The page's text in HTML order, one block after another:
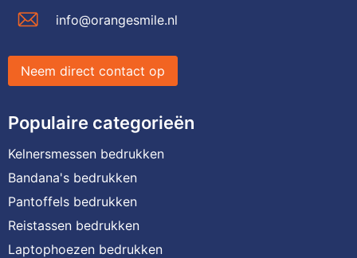
info@orangesmile.nl
Neem direct contact op
Populaire categorieën
Kelnersmessen bedrukken
Bandana's bedrukken
Pantoffels bedrukken
Reistassen bedrukken
Laptophoezen bedrukken